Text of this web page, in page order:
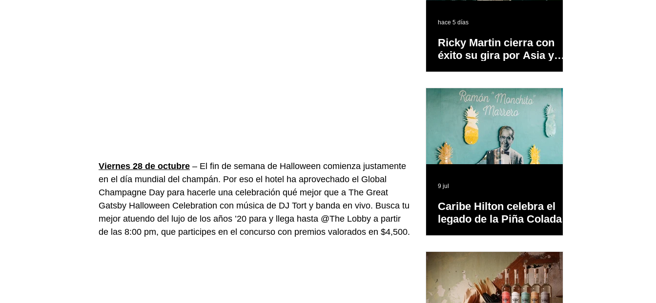
Viernes 28 de octubre – El fin de semana de Halloween comienza justamente
en el día mundial del champán. Por eso el hotel ha aprovechado el Global
Champagne Day para hacerle una celebración qué mejor que a The Great
Gatsby Halloween Celebration con música de DJ Tort y banda en vivo. Busca tu
mejor atuendo del lujo de los años ’20 para y llega hasta @The Lobby a partir
de las 8:00 pm, que participes en el concurso con premios valorados en $4,500.
Ricky Martin cierra con
éxito su gira por Asia y
hace 5 días
Caribe Hilton celebra el
legado de la Piña Colada,
9 jul